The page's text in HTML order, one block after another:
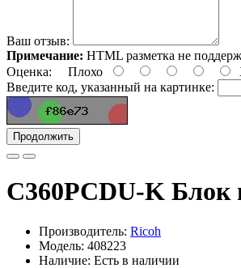
Ваш отзыв:
Примечание: HTML разметка не
Оценка: Плохо
Введите код, указанный на картинке:
Продолжить
C360PCDU-K Блок
Производитель: Ricoh
Модель: 408223
Наличие: Есть в наличии